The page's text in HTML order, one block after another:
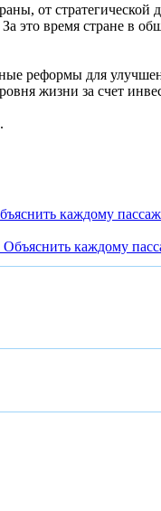
от стратегической
это время стране в
реформы для
жизни за счет
каждому